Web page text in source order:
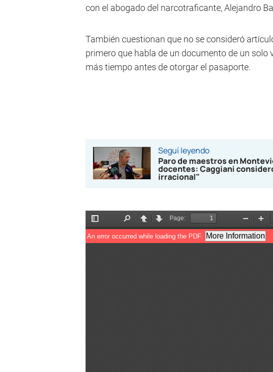
con el abogado del narcotraficante, Alejandro
También cuestionan que no se consideró
primero que habla de un documento de un solo
más tiempo antes de otorgar el pasaporte.
Seguí leyendo
Paro de maestros en
docentes: Caggiani
irracional"